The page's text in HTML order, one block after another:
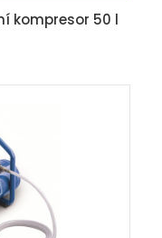
kompresor 50 l